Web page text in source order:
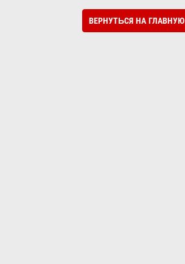
ВЕРНУТЬСЯ НА ГЛАВНУЮ